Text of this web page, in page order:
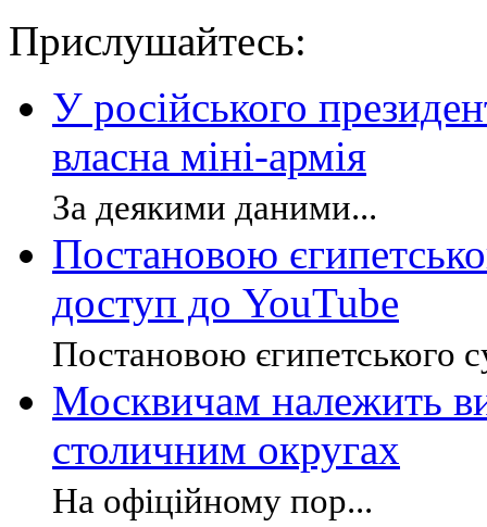
Прислушайтесь:
У російського
власна міні-армія
За деякими даними...
Постановою
доступ до YouTube
Постановою єгипетського
Москвичам належить
столичним округах
На офіційному пор...